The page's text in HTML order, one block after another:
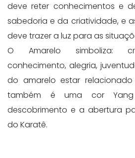
deve reter conhecimentos e
sabedoria e da criatividade, e
deve trazer a luz para as
O Amarelo simboliza:
conhecimento, alegria,
do amarelo estar
também é uma cor
descobrimento e a abertura
do Karatê.